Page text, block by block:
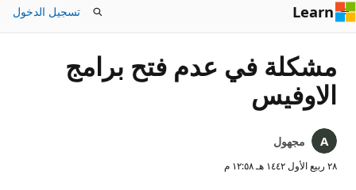
Learn تسجيل الدخول
مشكلة في عدم فتح برامج
الاوفيس
مجهول
٢٨ ربيع الأول ١٤٤٢ هـ ١٢:٥٨ م